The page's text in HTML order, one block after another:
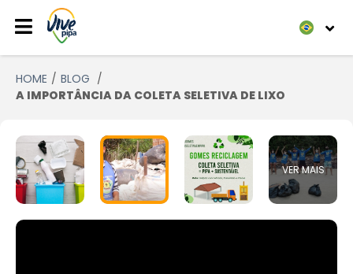
HOME
BLOG
A IMPORTÂNCIA DA COLETA SELETIVA DE LIXO
VER MAIS